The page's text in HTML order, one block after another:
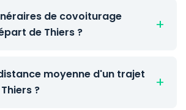
de covoiturage
de Thiers ?
moyenne d'un trajet
?